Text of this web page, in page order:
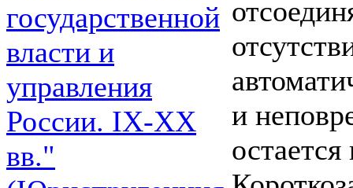
государственной
власти и
управления
России. IХ-ХХ
вв."
и
остается